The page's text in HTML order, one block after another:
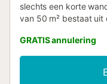
slechts een korte
van 50 m² bestaat uit
personen. Extra
Deze accommodatie
handdoeken. Het
bevindt heeft een lift.
GRATIS annulering